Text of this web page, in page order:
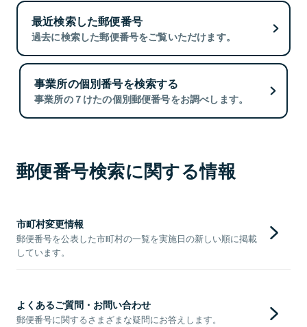
最近検索した郵便番号
過去に検索した郵便番号をご覧いただけます。
事業所の個別番号を検索する
事業所の７けたの個別郵便番号をお調べします。
郵便番号検索に関する情報
市町村変更情報
郵便番号を公表した市町村の一覧を実施日の新しい順に掲載
しています。
よくあるご質問・お問い合わせ
郵便番号に関するさまざまな疑問にお答えします。